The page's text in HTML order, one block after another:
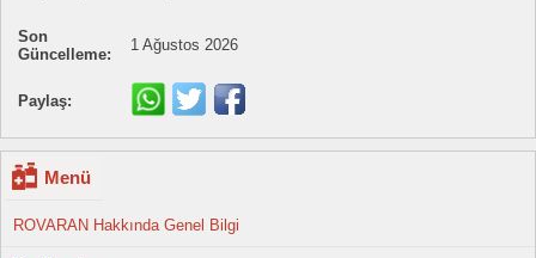
Son
Güncelleme:
1 Ağustos 2026
Paylaş:
Menü
ROVARAN Hakkında Genel Bilgi